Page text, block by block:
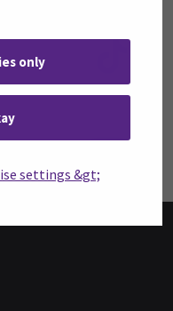
only
settings &gt;
mediassa: